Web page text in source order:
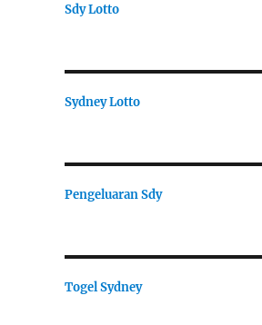
Sdy Lotto
Sydney Lotto
Pengeluaran Sdy
Togel Sydney